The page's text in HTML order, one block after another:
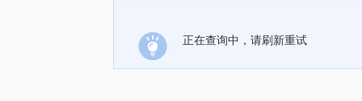
正在查询中，请刷新重试